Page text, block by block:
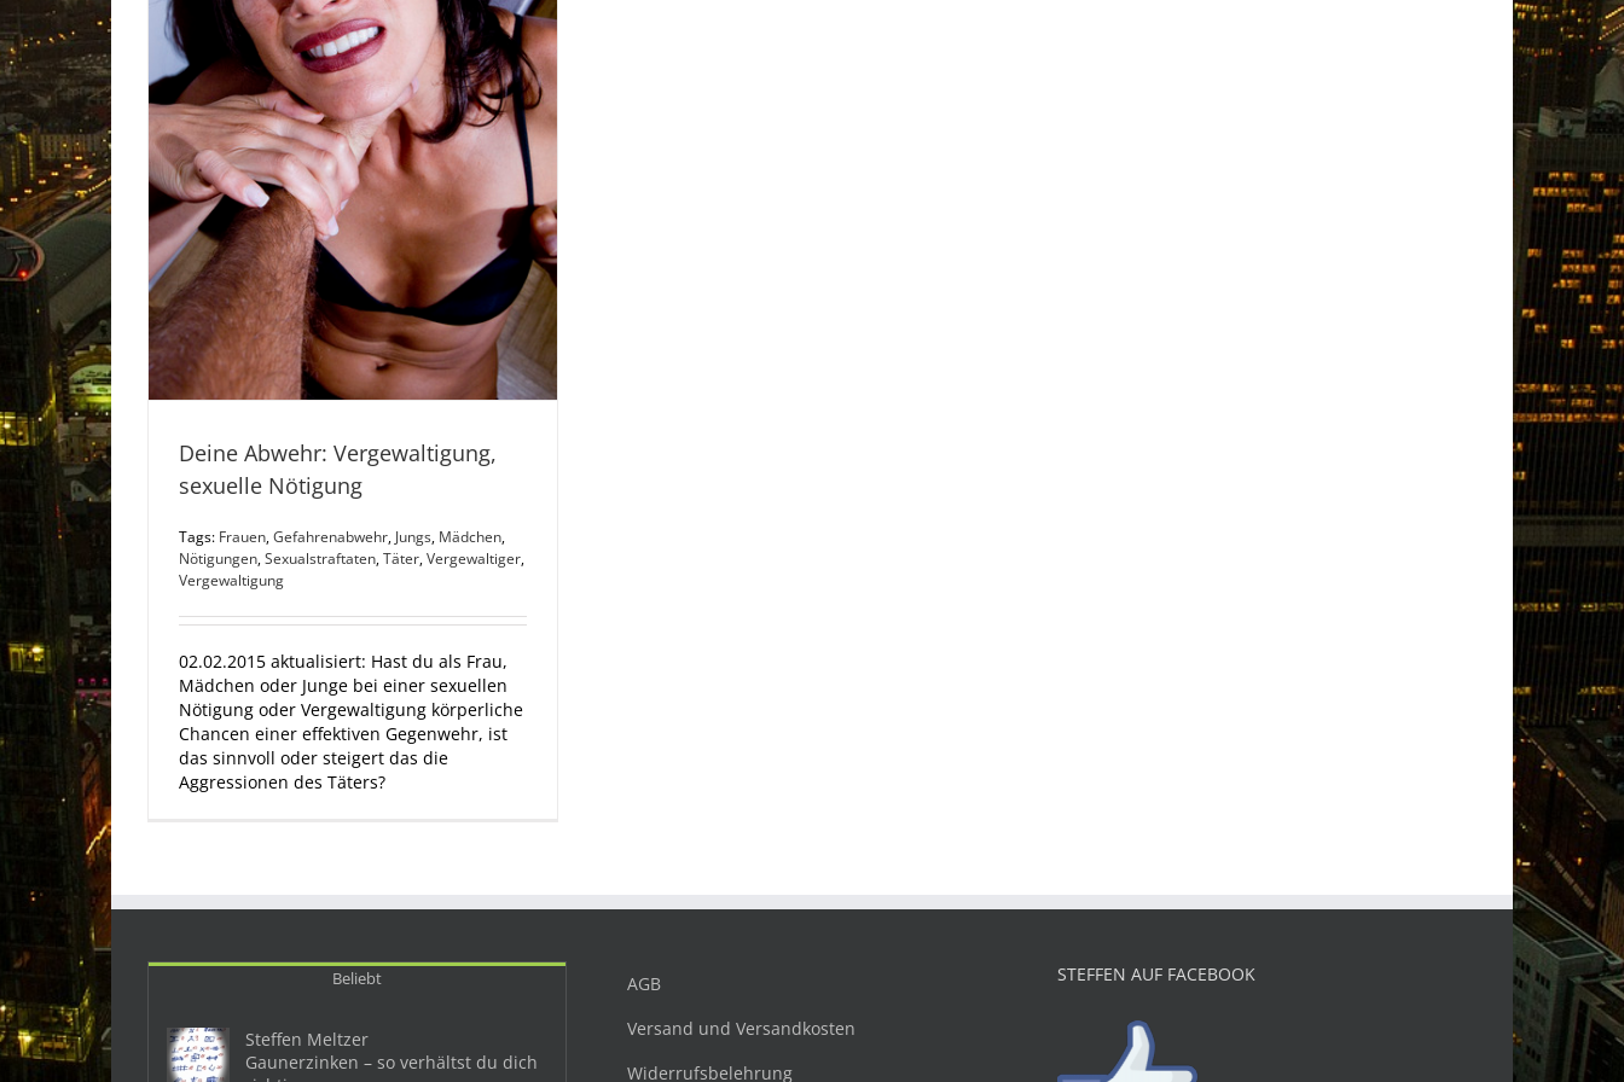
Deine Abwehr: Vergewaltigung,
sexuelle Nötigung
Tags: Frauen,Gefahrenabwehr, Jungs, Mädchen,
Nötigungen,Sexualstraftaten,Täter,Vergewaltiger,
Vergewaltigung
02.02.2015 aktualisiert: Hast du als Frau,
Mädchen oder Junge bei einer sexuellen
Nötigung oder Vergewaltigung körperliche
Chancen einer effektiven Gegenwehr, ist
das sinnvoll oder steigert das die
Aggressionen des Täters?
Beliebt
Steffen Meltzer
Gaunerzinken – so verhältst du dich
AGB
Versand und Versandkosten
Widerrufsbelehrung
STEFFEN AUF FACEBOOK